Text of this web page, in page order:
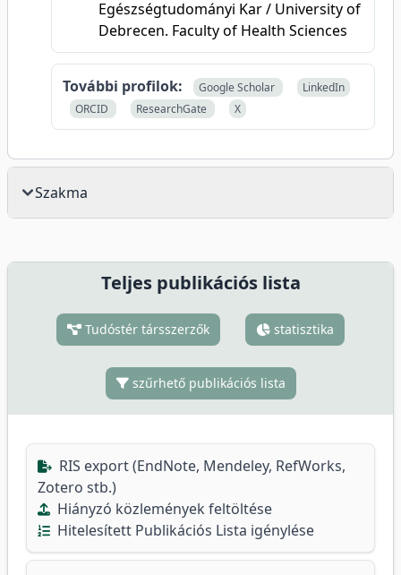
Egészségtudományi Kar / University of
Debrecen. Faculty of Health Sciences
További profilok: Google Scholar
LinkedIn
ORCID
ResearchGate X
Szakma
Teljes publikációs lista
Tudóstér társszerzők statisztika
szűrhető publikációs lista
RIS export (EndNote, Mendeley, RefWorks,
Zotero stb.)
Hiányzó közlemények feltöltése
Hitelesített Publikációs Lista igénylése